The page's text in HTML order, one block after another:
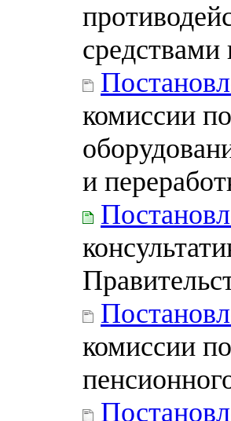
комиссии
и
комиссии